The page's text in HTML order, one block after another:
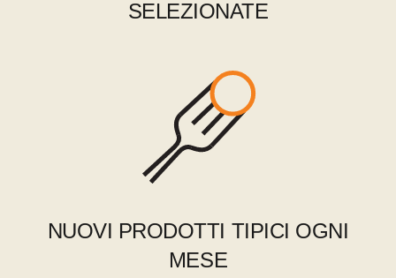
SELEZIONATE
NUOVI PRODOTTI TIPICI OGNI
MESE